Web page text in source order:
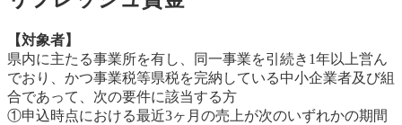
【対象者】
県内に主たる事業所を有し、同一事業を引続き1年以上営ん
でおり、かつ事業税等県税を完納している中小企業者及び組
合であって、次の要件に該当する方
①申込時点における最近3ヶ月の売上が次のいずれかの期間